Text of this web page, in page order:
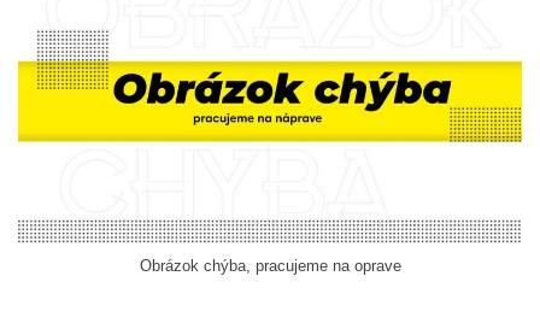
Obrázok chýba, pracujeme na oprave